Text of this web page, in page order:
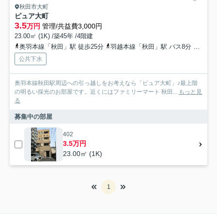
秋田市大町
ピュア大町
3.5万円 管理/共益費3,000円
23.00㎡ (1K) /築45年 /4階建
奥羽本線「秋田」駅 徒歩25分
羽越本線「秋田」駅 バス8分 秋田中央交通「大町五丁目」 停歩1分
公共下水
奥羽本線秋田駅周辺への引っ越しをお考えなら「ピュア大町」♪最上階
の明るい採光のお部屋です。近くにはファミリーマート 秋田... もっと見
る
募集中の部屋
402
3.5万円
23.00㎡ (1K)
1